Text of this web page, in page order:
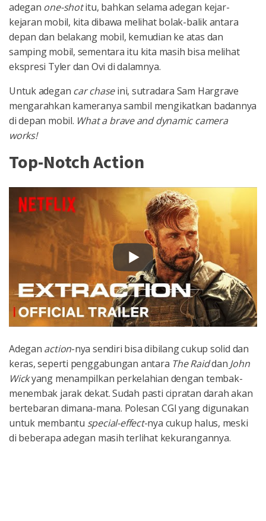
adegan one-shotitu, bahkan selama adegan kejar-
kejaran mobil, kita dibawa melihat bolak-balik antara
depan dan belakang mobil, kemudian ke atas dan
samping mobil, sementara itu kita masih bisa melihat
ekspresi Tyler dan Ovi di dalamnya.
Untuk adegan car chaseini, sutradara Sam Hargrave
mengarahkan kameranya sambil mengikatkan badannya
di depan mobil. What a brave and dynamic camera
works!
Top-Notch Action
Adegan action-nya sendiri bisa dibilang cukup solid dan
keras, seperti penggabungan antara The Raiddan John
Wickyang menampilkan perkelahian dengan tembak-
menembak jarak dekat. Sudah pasti cipratan darah akan
bertebaran dimana-mana. Polesan CGI yang digunakan
untuk membantu special-effect-nya cukup halus, meski
di beberapa adegan masih terlihat kekurangannya.